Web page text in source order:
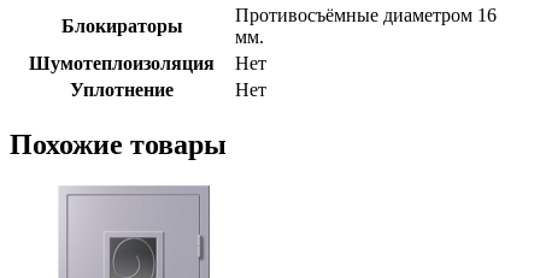
Блокираторы
Противосъёмные диаметром 16
мм.
Шумотеплоизоляция
Нет
Уплотнение
Нет
Похожие товары